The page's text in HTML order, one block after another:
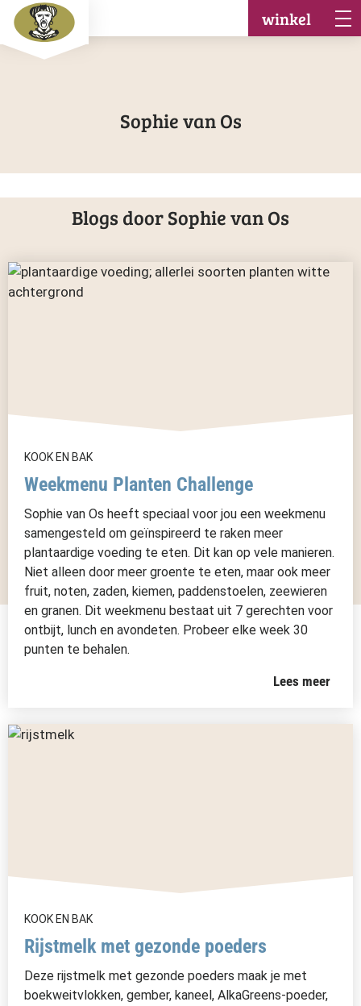
winkel
Sophie van Os
Blogs door Sophie van Os
KOOK EN BAK
Weekmenu Planten Challenge
Sophie van Os heeft speciaal voor jou een weekmenu
samengesteld om geïnspireerd te raken meer
plantaardige voeding te eten. Dit kan op vele manieren.
Niet alleen door meer groente te eten, maar ook meer
fruit, noten, zaden, kiemen, paddenstoelen, zeewieren
en granen. Dit weekmenu bestaat uit 7 gerechten voor
ontbijt, lunch en avondeten. Probeer elke week 30
punten te behalen.
Lees meer
KOOK EN BAK
Rijstmelk met gezonde poeders
Deze rijstmelk met gezonde poeders maak je met
boekweitvlokken, gember, kaneel, AlkaGreens-poeder,